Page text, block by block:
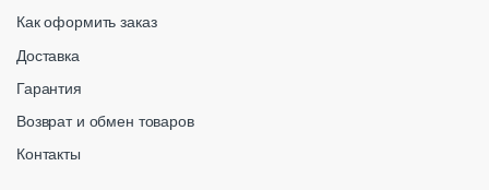
Как оформить заказ
Доставка
Гарантия
Возврат и обмен товаров
Контакты